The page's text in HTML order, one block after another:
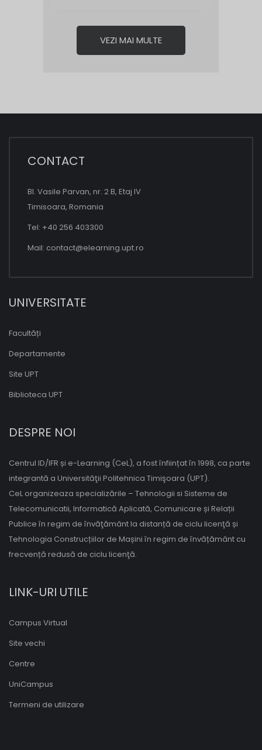
VEZI MAI MULTE
CONTACT
Bl. Vasile Parvan, nr. 2 B, Etaj IV
Timisoara, Romania
Tel: +40 256 403300
Mail: contact@elearning.upt.ro
UNIVERSITATE
Facultăți
Departamente
Site UPT
Biblioteca UPT
DESPRE NOI
Centrul ID/IFR și e-Learning (CeL), a fost înființat în 1998, ca parte
integrantă a Universităţii Politehnica Timişoara (UPT).
CeL organizeaza specializările – Tehnologii si Sisteme de
Telecomunicatii, Informatică Aplicată, Comunicare și Relații
Publice în regim de învăţământ la distanță de ciclu licenţă și
Tehnologia Construcțiilor de Mașini în regim de învățământ cu
frecvență redusă de ciclu licenţă.
LINK-URI UTILE
Campus Virtual
Site vechi
Centre
UniCampus
Termeni de utilizare